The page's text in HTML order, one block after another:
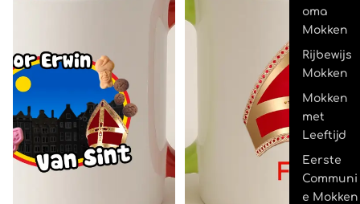
oma
Mokken
Rijbewijs
Mokken
Mokken
met
Leeftijd
Eerste
Communi
e Mokken